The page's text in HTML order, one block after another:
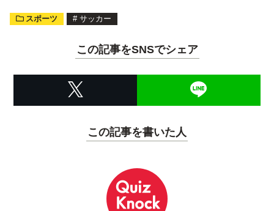
スポーツ # サッカー
この記事をSNSでシェア
この記事を書いた人